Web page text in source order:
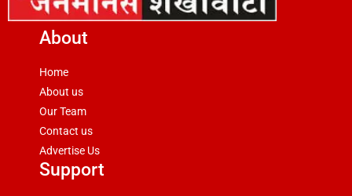
About
Home
About us
Our Team
Contact us
Advertise Us
Support